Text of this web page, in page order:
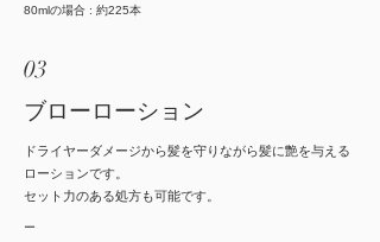
80mlの場合 : 約225本
03
ブローローション
ドライヤーダメージから髪を守りながら髪に艶を与える
ローションです。
セット力のある処方も可能です。
ー